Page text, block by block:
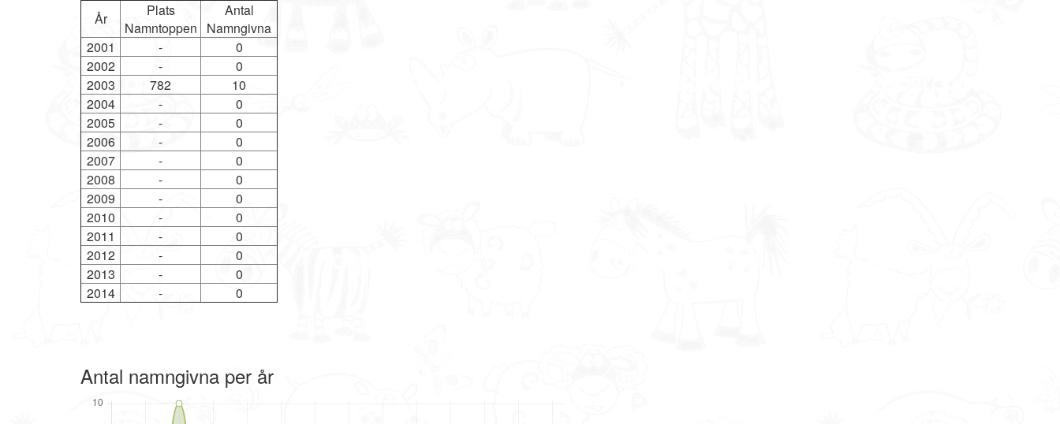
År
Plats
Namntoppen
Antal
Namngivna
2001
-
0
2002
-
0
2003
782
10
2004
-
0
2005
-
0
2006
-
0
2007
-
0
2008
-
0
2009
-
0
2010
-
0
2011
-
0
2012
-
0
2013
-
0
2014
- 0
Antal namngivna per år